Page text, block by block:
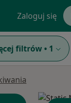
Zaloguj się
filtrów • 1